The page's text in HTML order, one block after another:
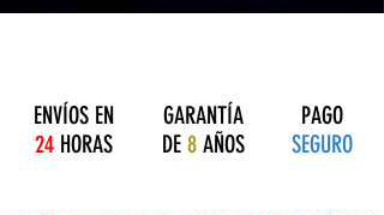
ENVÍOS EN
24 HORAS
GARANTÍA
DE 8 AÑOS
PAGO
SEGURO